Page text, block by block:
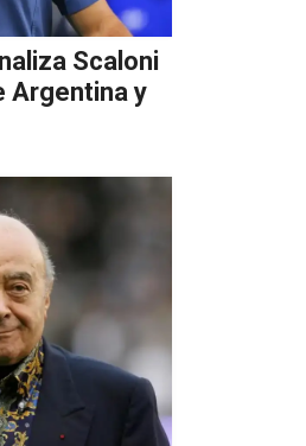
Scaloni
Argentina y